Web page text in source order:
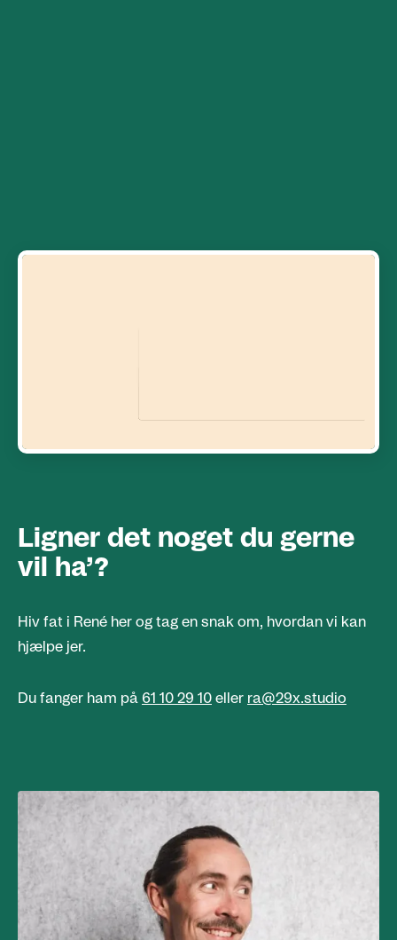
Ligner det noget du gerne
vil ha’?
Hiv fat i René her og tag en snak om, hvordan vi kan
hjælpe jer.
Du fanger ham på 61 10 29 10 eller ra@29x.studio
Aarhus (HQ)
CVR 41803096
Om 29xStudio
Jobs
Display og Merchandise prisliste